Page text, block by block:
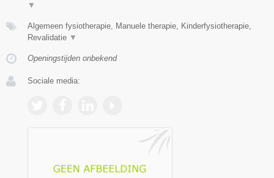
▼
Algemeen fysiotherapie, Manuele therapie, Kinderfysiotherapie,
Revalidatie ▼
Openingstijden onbekend
Sociale media: